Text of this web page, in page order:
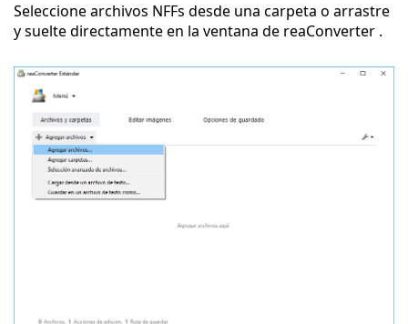
Seleccione archivos NFFs desde una carpeta o arrastre
y suelte directamente en la ventana de reaConverter .